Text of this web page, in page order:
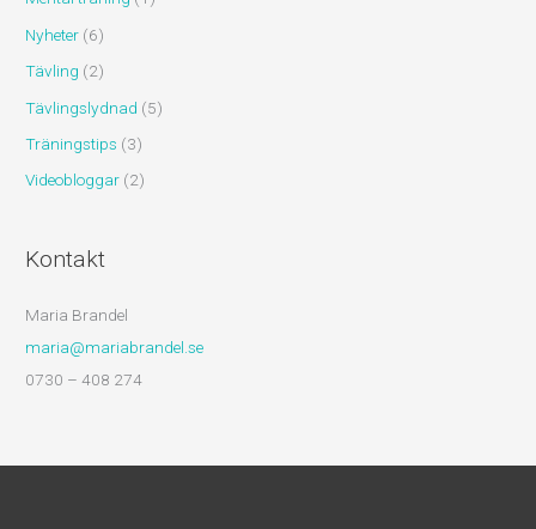
Nyheter (6)
Tävling (2)
Tävlingslydnad (5)
Träningstips (3)
Videobloggar (2)
Kontakt
Maria Brandel
maria@mariabrandel.se
0730 – 408 274